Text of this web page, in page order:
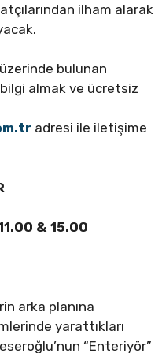
ilham alarak
bulunan
almak ve ücretsiz
adresi ile iletişime
& 15.00
arka planına
yarattıkları
“Enteriyör”